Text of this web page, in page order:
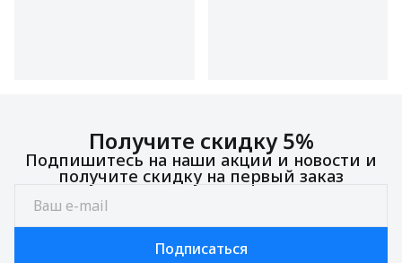
Получите скидку 5%
Подпишитесь на наши акции и новости и
получите скидку на первый заказ
Подписаться